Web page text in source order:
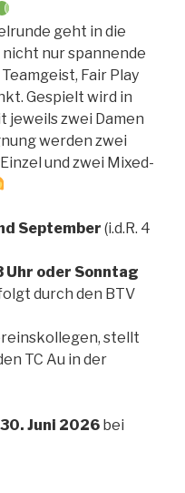
geht in die
nur spannende
Fair Play
Gespielt wird in
jeweils zwei Damen
werden zwei
und zwei Mixed-
September (i.d.R. 4
Uhr oder Sonntag
durch den BTV
stellt
TC Au in der
Juni 2026 bei